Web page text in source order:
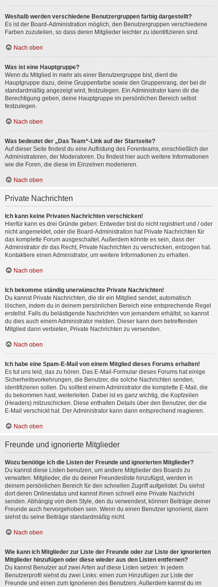
Weshalb werden verschiedene Benutzergruppen farbig dargestellt?
Es ist der Board-Administration möglich, den Benutzergruppen verschiedene
Farben zuzuteilen, so dass deren Mitglieder leichter zu identifizieren sind.
Nach oben
Was ist eine Hauptgruppe?
Wenn du Mitglied in mehr als einer Benutzergruppe bist, dient die
Hauptgruppe dazu, deine Gruppenfarbe sowie den Gruppenrang, der bei dir
standardmäßig angezeigt wird, festzulegen. Ein Administrator kann dir die
Berechtigung geben, deine Hauptgruppe im persönlichen Bereich selbst
festzulegen.
Nach oben
Was bedeutet der „Das Team“-Link auf der Startseite?
Auf dieser Seite findest du eine Auflistung des Forenteams, einschließlich der
Administratoren, der Moderatoren. Du findest hier auch weitere Informationen
wie die Foren, die diese im Einzelnen moderieren.
Nach oben
Private Nachrichten
Ich kann keine Privaten Nachrichten verschicken!
Hierfür kann es drei Gründe geben: Entweder bist du nicht registriert und / oder
nicht angemeldet, oder die Board-Administration hat Private Nachrichten für
das komplette Forum ausgeschaltet. Außerdem könnte es sein, dass der
Administrator dir das Recht, Private Nachrichten zu verschicken, entzogen hat.
Kontaktiere einen Administrator, um weitere Informationen zu erhalten.
Nach oben
Ich bekomme ständig unerwünschte Private Nachrichten!
Du kannst Private Nachrichten, die dir ein Mitglied sendet, automatisch
löschen, indem du in deinem persönlichen Bereich eine entsprechende Regel
erstellst. Falls du belästigende Nachrichten von jemandem erhältst, so kannst
du dies auch einem Administrator melden. Dieser kann dem betreffenden
Mitglied dann verbieten, Private Nachrichten zu versenden.
Nach oben
Ich habe eine Spam-E-Mail von einem Mitglied dieses Forums erhalten!
Es tut uns leid, das zu hören. Das E-Mail-Formular dieses Forums hat einige
Sicherheitsvorkehrungen, die Benutzer, die solche Nachrichten senden,
identifizieren sollen. Du solltest einem Administrator die komplette E-Mail, die
du bekommen hast, weiterleiten. Dabei ist es ganz wichtig, die Kopfzeilen
(Headers) mitzuschicken. Diese enthalten Details über den Benutzer, der die
E-Mail verschickt hat. Der Administrator kann dann entsprechend reagieren.
Nach oben
Freunde und ignorierte Mitglieder
Wozu benötige ich die Listen der Freunde und ignorierten Mitglieder?
Du kannst diese Listen benutzen, um andere Mitglieder des Boards zu
verwalten. Mitglieder, die du deiner Freundesliste hinzufügst, werden in
deinem persönlichen Bereich für den schnellen Zugriff aufgelistet. Du siehst
dort deren Onlinestatus und kannst ihnen schnell eine Private Nachricht
senden. Abhängig von dem Style, den du verwendest, können Beiträge deiner
Freunde auch hervorgehoben sein. Wenn du einen Benutzer ignorierst, dann
siehst du seine Beiträge standardmäßig nicht.
Nach oben
Wie kann ich Mitglieder zur Liste der Freunde oder zur Liste der ignorierten
Mitglieder hinzufügen oder diese wieder aus den Listen entfernen?
Du kannst Benutzer auf zwei Arten auf diese Listen setzen: In jedem
Benutzerprofil siehst du zwei Links: einen zum Hinzufügen zur Liste der
Freunde und einen zum Ignorieren des Benutzers. Außerdem kannst du im